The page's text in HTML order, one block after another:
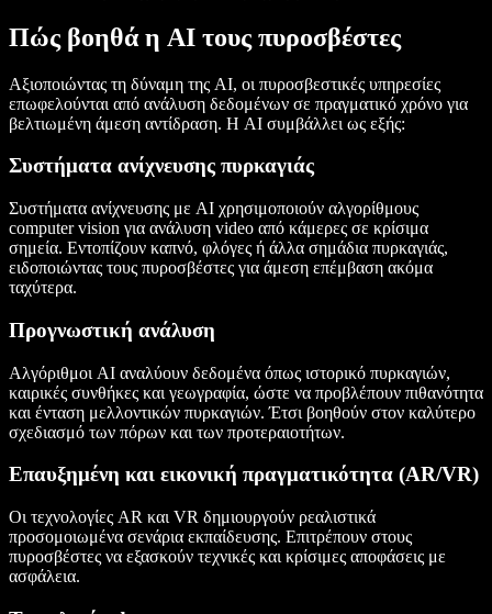
Πώς βοηθά η AI τους πυροσβέστες
Αξιοποιώντας τη δύναμη της AI, οι πυροσβεστικές υπηρεσίες
επωφελούνται από ανάλυση δεδομένων σε πραγματικό χρόνο για
βελτιωμένη άμεση αντίδραση. Η AI συμβάλλει ως εξής:
Συστήματα ανίχνευσης πυρκαγιάς
Συστήματα ανίχνευσης με AI χρησιμοποιούν αλγορίθμους
computer vision για ανάλυση video από κάμερες σε κρίσιμα
σημεία. Εντοπίζουν καπνό, φλόγες ή άλλα σημάδια πυρκαγιάς,
ειδοποιώντας τους πυροσβέστες για άμεση επέμβαση ακόμα
ταχύτερα.
Προγνωστική ανάλυση
Αλγόριθμοι AI αναλύουν δεδομένα όπως ιστορικό πυρκαγιών,
καιρικές συνθήκες και γεωγραφία, ώστε να προβλέπουν πιθανότητα
και ένταση μελλοντικών πυρκαγιών. Έτσι βοηθούν στον καλύτερο
σχεδιασμό των πόρων και των προτεραιοτήτων.
Επαυξημένη και εικονική πραγματικότητα (AR/VR)
Οι τεχνολογίες AR και VR δημιουργούν ρεαλιστικά
προσομοιωμένα σενάρια εκπαίδευσης. Επιτρέπουν στους
πυροσβέστες να εξασκούν τεχνικές και κρίσιμες αποφάσεις με
ασφάλεια.